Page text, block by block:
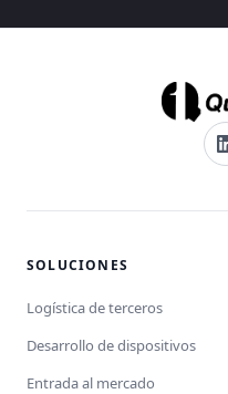
SOLUCIONES
Logística de terceros
Desarrollo de dispositivos
Entrada al mercado